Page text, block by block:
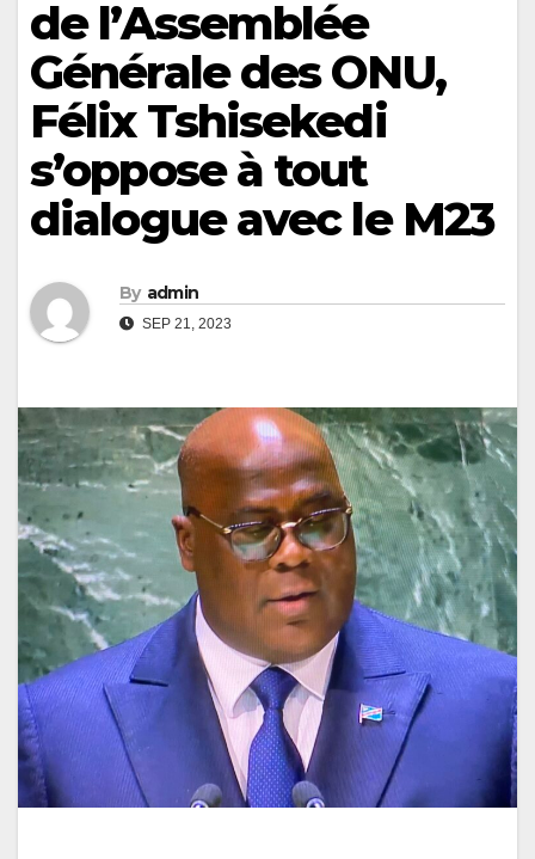
de l’Assemblée
Générale des ONU,
Félix Tshisekedi
s’oppose à tout
dialogue avec le M23
By admin
SEP 21, 2023